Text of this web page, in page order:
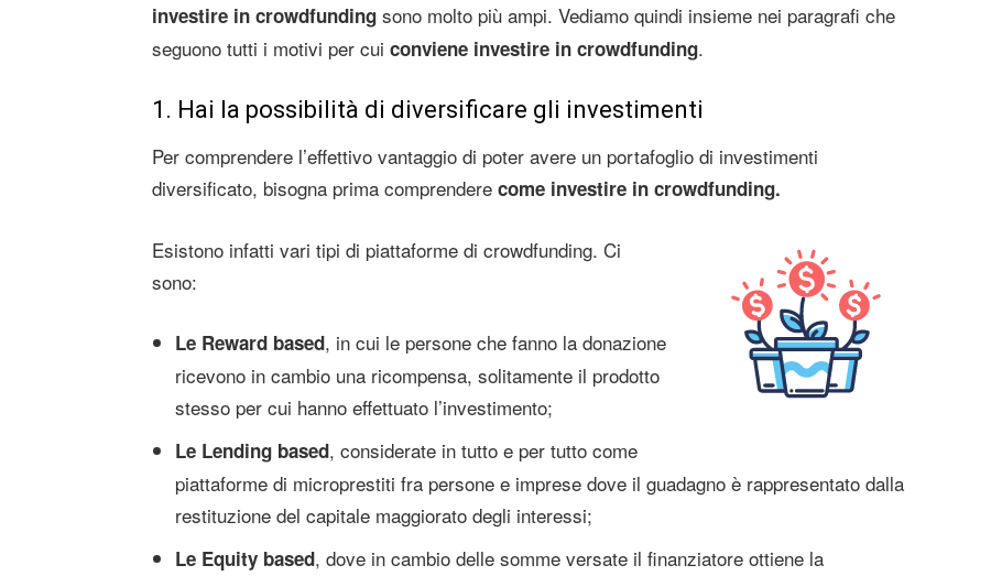
investire in crowdfunding sono molto più ampi. Vediamo quindi insieme nei paragrafi che
seguono tutti i motivi per cui conviene investire in crowdfunding.
1. Hai la possibilità di diversificare gli investimenti
Per comprendere l’effettivo vantaggio di poter avere un portafoglio di investimenti
diversificato, bisogna prima comprendere come investire in crowdfunding.
Esistono infatti vari tipi di piattaforme di crowdfunding. Ci
sono:
Le Reward based, in cui le persone che fanno la donazione
ricevono in cambio una ricompensa, solitamente il prodotto
stesso per cui hanno effettuato l’investimento;
Le Lending based, considerate in tutto e per tutto come
piattaforme di microprestiti fra persone e imprese dove il guadagno è rappresentato dalla
restituzione del capitale maggiorato degli interessi;
Le Equity based, dove in cambio delle somme versate il finanziatore ottiene la